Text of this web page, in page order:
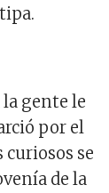
la gente le
por el
se
de la